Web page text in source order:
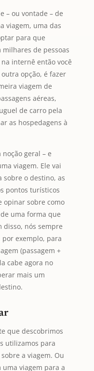
– ou vontade – de
viagem, uma das
para que
de pessoas
internê então você
opção, é fazer
viagem de
aéreas,
de carro pela
as hospedagens à
geral – e
viagem. Ele vai
sobre o destino, as
pontos turísticos
opinar sobre como
uma forma que
disso, nós sempre
exemplo, para
(passagem +
cabe agora no
mais um
que descobrimos
utilizamos para
a viagem. Ou
viagem para a